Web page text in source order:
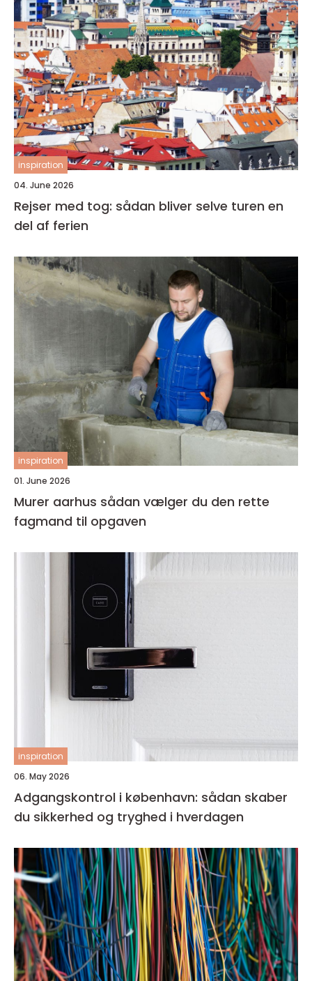
inspiration
04. June 2026
Rejser med tog: sådan bliver selve turen en
del af ferien
inspiration
01. June 2026
Murer aarhus sådan vælger du den rette
fagmand til opgaven
inspiration
06. May 2026
Adgangskontrol i københavn: sådan skaber
du sikkerhed og tryghed i hverdagen